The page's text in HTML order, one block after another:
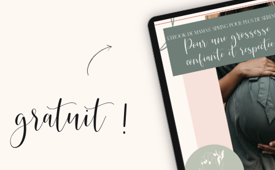
gratuit !